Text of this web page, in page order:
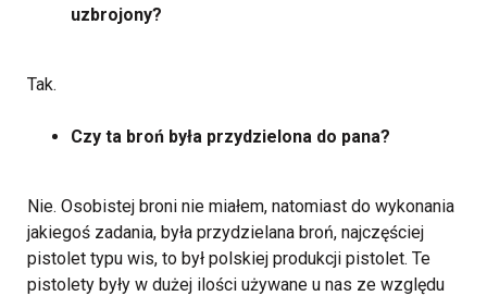
uzbrojony?
Tak.
Czy ta broń była przydzielona do pana?
Nie. Osobistej broni nie miałem, natomiast do wykonania
jakiegoś zadania, była przydzielana broń, najczęściej
pistolet typu wis, to był polskiej produkcji pistolet. Te
pistolety były w dużej ilości używane u nas ze względu